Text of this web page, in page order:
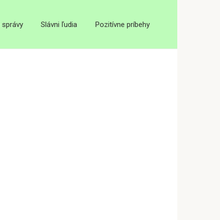
správy Slávni ľudia Pozitívne príbehy